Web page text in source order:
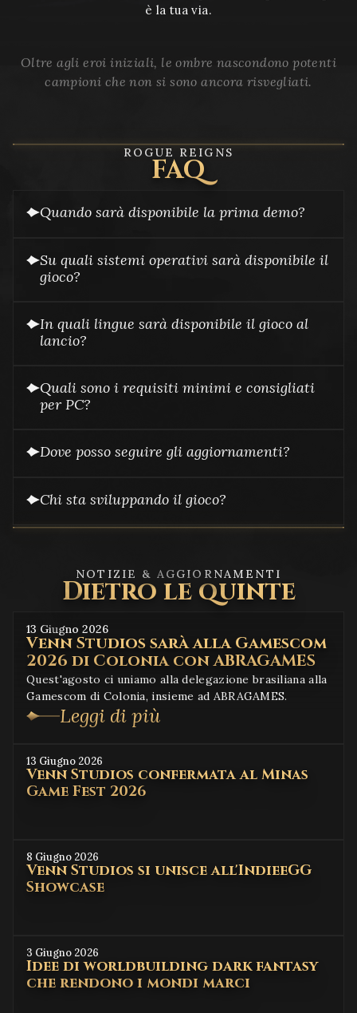
è la tua via.
Oltre agli eroi iniziali, le ombre nascondono potenti
campioni che non si sono ancora risvegliati.
ROGUE REIGNS
FAQ
Quando sarà disponibile la prima demo?
Su quali sistemi operativi sarà disponibile il
gioco?
In quali lingue sarà disponibile il gioco al
lancio?
Quali sono i requisiti minimi e consigliati
per PC?
Dove posso seguire gli aggiornamenti?
Chi sta sviluppando il gioco?
NOTIZIE & AGGIORNAMENTI
Dietro le quinte
13 Giugno 2026
Venn Studios sarà alla Gamescom
2026 di Colonia con ABRAGAMES
Quest'agosto ci uniamo alla delegazione brasiliana alla
Gamescom di Colonia, insieme ad ABRAGAMES.
Leggi di più
13 Giugno 2026
Venn Studios confermata al Minas
Game Fest 2026
8 Giugno 2026
Venn Studios si unisce all'IndieeGG
Showcase
3 Giugno 2026
Idee di worldbuilding dark fantasy
che rendono i mondi marci